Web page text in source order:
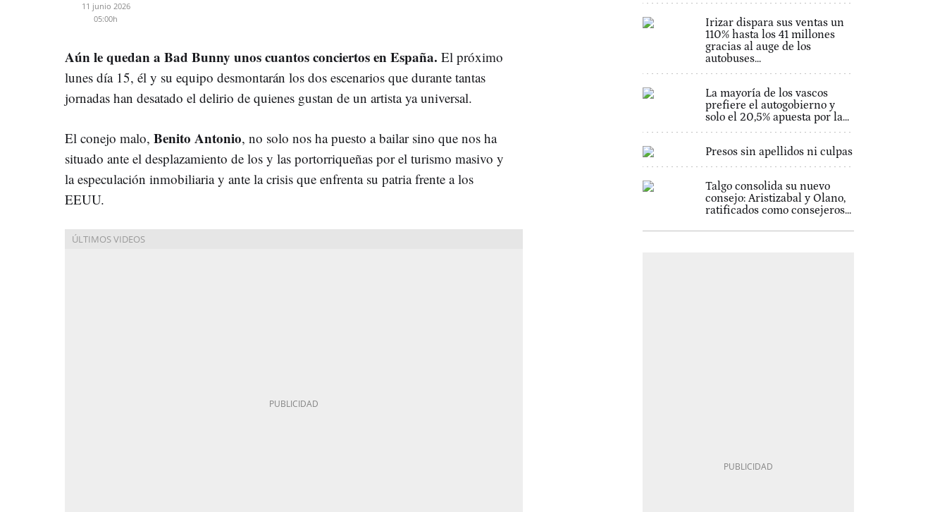
11 junio 2026
05:00h
Aún le quedan a Bad Bunny unos cuantos conciertos en España. El próximo
lunes día 15, él y su equipo desmontarán los dos escenarios que durante tantas
jornadas han desatado el delirio de quienes gustan de un artista ya universal.
El conejo malo, Benito Antonio, no solo nos ha puesto a bailar sino que nos ha
situado ante el desplazamiento de los y las portorriqueñas por el turismo masivo y
la especulación inmobiliaria y ante la crisis que enfrenta su patria frente a los
EEUU.
Irizar dispara sus ventas un
110% hasta los 41 millones
gracias al auge de los
autobuses...
La mayoría de los vascos
prefiere el autogobierno y
solo el 20,5% apuesta por la...
Presos sin apellidos ni culpas
Talgo consolida su nuevo
consejo: Aristizabal y Olano,
ratificados como consejeros...